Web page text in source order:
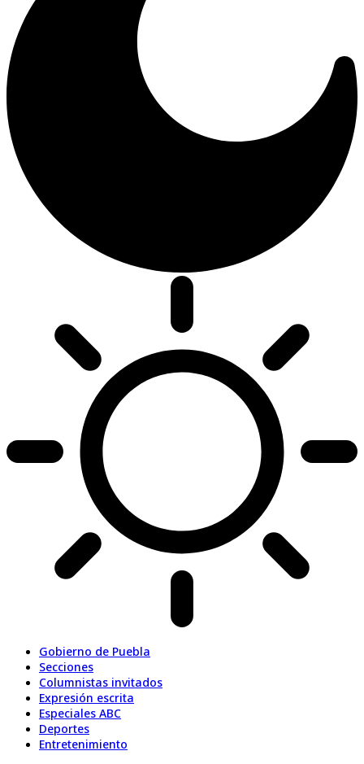
Gobierno de Puebla
Secciones
Columnistas invitados
Expresión escrita
Especiales ABC
Deportes
Entretenimiento